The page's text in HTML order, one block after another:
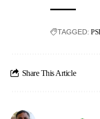
TAGGED:
Share This Article